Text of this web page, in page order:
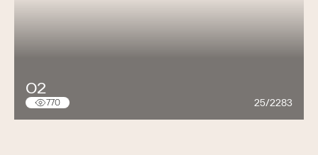
O2
770 25/2283